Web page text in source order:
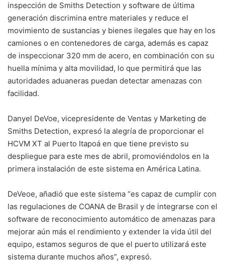
inspección de Smiths Detection y software de última
generación discrimina entre materiales y reduce el
movimiento de sustancias y bienes ilegales que hay en los
camiones o en contenedores de carga, además es capaz
de inspeccionar 320 mm de acero, en combinación con su
huella mínima y alta movilidad, lo que permitirá que las
autoridades aduaneras puedan detectar amenazas con
facilidad.
Danyel DeVoe, vicepresidente de Ventas y Marketing de
Smiths Detection, expresó la alegría de proporcionar el
HCVM XT al Puerto Itapoá en que tiene previsto su
despliegue para este mes de abril, promoviéndolos en la
primera instalación de este sistema en América Latina.
DeVeoe, añadió que este sistema “es capaz de cumplir con
las regulaciones de COANA de Brasil y de integrarse con el
software de reconocimiento automático de amenazas para
mejorar aún más el rendimiento y extender la vida útil del
equipo, estamos seguros de que el puerto utilizará este
sistema durante muchos años”, expresó.